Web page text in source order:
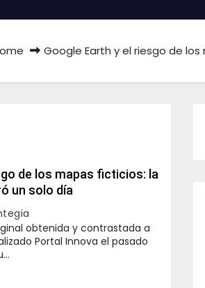
Google Earth y el riesgo de
de los mapas ficticios: la
un solo día
obtenida y contrastada a
Portal Innova el pasado